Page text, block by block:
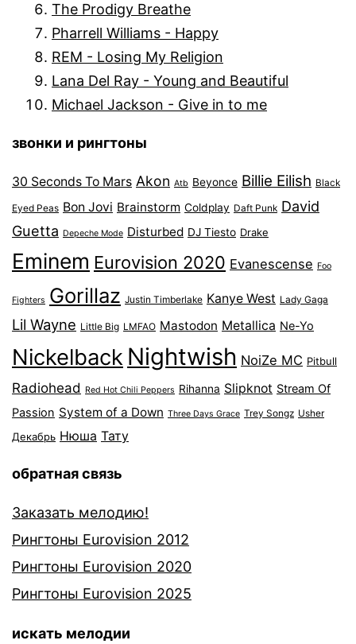
The Prodigy Breathe
Pharrell Williams - Happy
REM - Losing My Religion
Lana Del Ray - Young and Beautiful
Michael Jackson - Give in to me
звонки и рингтоны
30 Seconds To Mars Akon Atb Beyonce Billie Eilish Black
Eyed Peas Bon Jovi Brainstorm Coldplay Daft Punk David
Guetta Depeche Mode Disturbed DJ Tiesto Drake
Eminem Eurovision 2020 Evanescense Foo
Fighters Gorillaz Justin Timberlake Kanye West Lady Gaga
Lil Wayne Little Big LMFAO Mastodon Metallica Ne-Yo
Nickelback Nightwish NoiZe MC Pitbull
Radiohead Red Hot Chili Peppers Rihanna Slipknot Stream Of
Passion System of a Down Three Days Grace Trey Songz Usher
Декабрь Нюша Тату
обратная связь
Заказать мелодию!
Рингтоны Eurovision 2012
Рингтоны Eurovision 2020
Рингтоны Eurovision 2025
искать мелодии